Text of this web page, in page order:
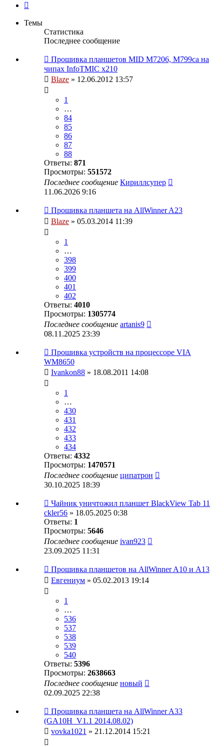
Темы
Статистика
Последнее сообщение
Прошивка планшетов MID M7206, M799ca на
чипах InfoTMIC x210
Blaze » 12.06.2012 13:57
1
…
84
85
86
87
88
Ответы: 871
Просмотры: 551572
Последнее сообщение Кириллсупер
11.06.2026 9:16
Прошивка планшета на AllWinner A23
Blaze » 05.03.2014 11:39
1
…
398
399
400
401
402
Ответы: 4010
Просмотры: 1305774
Последнее сообщение artanis9
08.11.2025 23:39
Прошивка устройств на процессоре VIA
WM8650
Ivankon88 » 18.08.2011 14:08
1
…
430
431
432
433
434
Ответы: 4332
Просмотры: 1470571
Последнее сообщение ципатрон
30.10.2025 18:39
Чайник уничтожил планшет BlackView Tab 11
ckler56 » 18.05.2025 0:38
Ответы: 1
Просмотры: 5646
Последнее сообщение ivan923
23.09.2025 11:31
Прошивка планшетов на AllWinner A10 и A13
Евгениум » 05.02.2013 19:14
1
…
536
537
538
539
540
Ответы: 5396
Просмотры: 2638663
Последнее сообщение новый
02.09.2025 22:38
Прошивка планшета на AllWinner A33
(GA10H_V1.1 2014.08.02)
vovka1021 » 21.12.2014 15:21